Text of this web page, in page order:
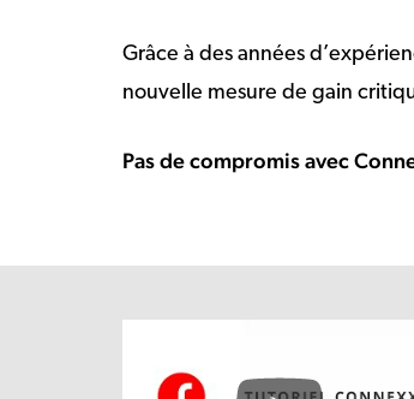
Grâce à des années
nouvelle mesure de gain
Pas de compromis avec